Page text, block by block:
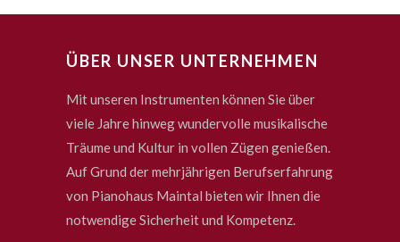
ÜBER UNSER UNTERNEHMEN
Mit unseren Instrumenten können Sie über
viele Jahre hinweg wundervolle musikalische
Träume und Kultur in vollen Zügen genießen.
Auf Grund der mehrjährigen Berufserfahrung
von Pianohaus Maintal bieten wir Ihnen die
notwendige Sicherheit und Kompetenz.